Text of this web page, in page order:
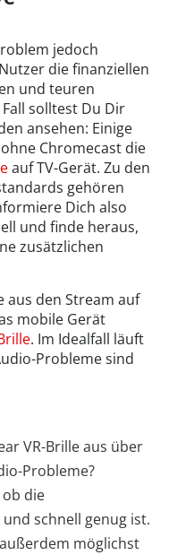
jedoch
die finanziellen
und teuren
solltest Du Dir
ansehen: Einige
Chromecast die
auf TV-Gerät. Zu den
gehören
Dich also
und finde heraus,
zusätzlichen
aus den Stream auf
mobile Gerät
. Im Idealfall läuft
Probleme sind
VR-Brille aus über
Probleme?
die
schnell genug ist.
möglichst